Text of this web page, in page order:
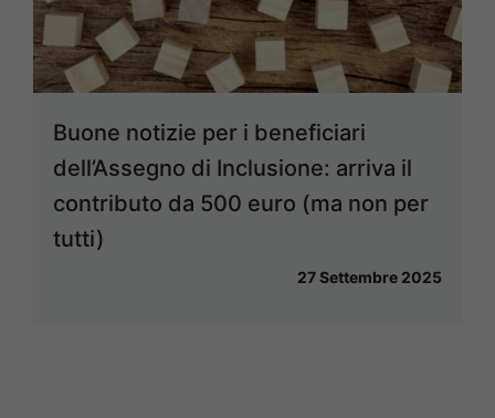
Buone notizie per i beneficiari
dell’Assegno di Inclusione: arriva il
contributo da 500 euro (ma non per
tutti)
27 Settembre 2025